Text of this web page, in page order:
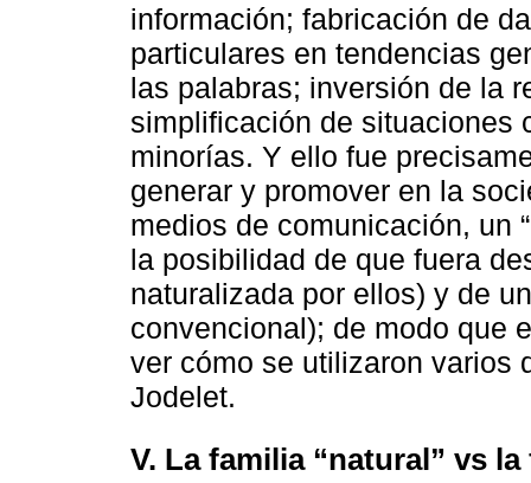
información; fabricación de
particulares en tendencias
las palabras; inversión de la
simplificación de situaciones
minorías. Y ello fue
generar y promover en la
medios de comunicación, un
la posibilidad de que fuera
naturalizada por ellos) y de
convencional); de modo que
ver cómo se utilizaron varios
Jodelet.
V. La familia “natural” vs